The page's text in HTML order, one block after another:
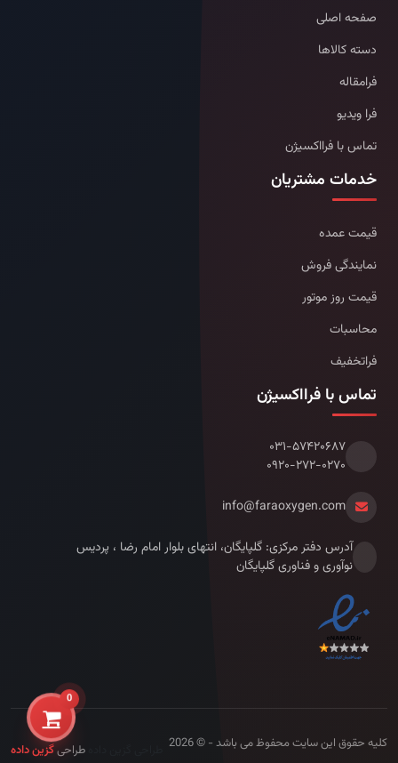
صفحه اصلی
دسته کالاها
فرامقاله
فرا ویدیو
تماس با فرااکسیژن
خدمات مشتریان
قیمت عمده
نمایندگی فروش
قیمت روز موتور
محاسبات
فراتخفیف
تماس با فرااکسیژن
۰۳۱-۵۷۴۲۰۶۸۷
۰۹۲۰-۲۷۲-۰۲۷۰
info@faraoxygen.com
آدرس دفتر مرکزی: گلپایگان، انتهای بلوار امام رضا ، پردیس
نوآوری و فناوری گلپایگان
کلیه حقوق این سایت محفوظ می باشد - © 2026 طراحیگزین داده
0